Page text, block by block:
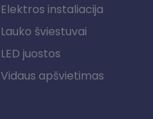
Elektros instaliacija
Lauko šviestuvai
LED juostos
Vidaus apšvietimas